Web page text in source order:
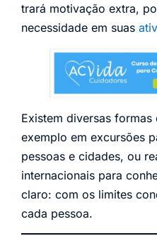
trará motivação extra,
necessidade em suas
Existem diversas
exemplo em excursões
pessoas e cidades, ou
internacionais para
claro: com os limites
cada pessoa.